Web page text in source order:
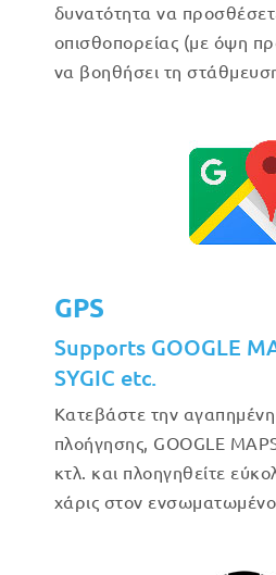
δυνατότητα να
οπισθοπορείας (με όψη
να βοηθήσει τη
GPS
Supports GOOGLE
SYGIC etc.
Κατεβάστε την
πλοήγησης, GOOGLE
κτλ. και πλοηγηθείτε
χάρις στον